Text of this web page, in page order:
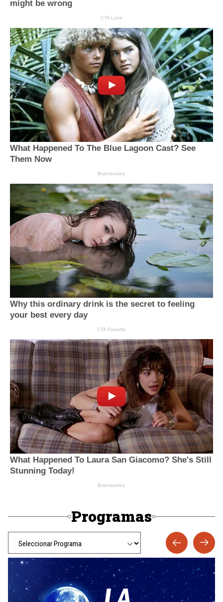
Programas